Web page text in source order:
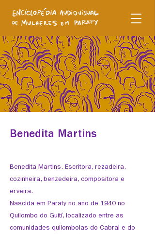
Benedita Martins
Benedita Martins. Escritora, rezadeira,
cozinheira, benzedeira, compositora e
erveira.
Nascida em Paraty no ano de 1940 no
Quilombo do Guití, localizado entre as
comunidades quilombolas do Cabral e do